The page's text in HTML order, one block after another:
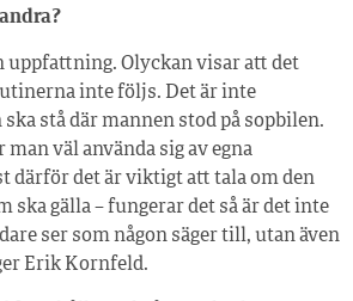
uppfattning. Olyckan visar att det
inte följs. Det är inte
stå där mannen stod på sopbilen.
väl använda sig av egna
därför det är viktigt att tala om den
ska gälla – fungerar det så är det inte
ser som någon säger till, utan även
Erik Kornfeld.